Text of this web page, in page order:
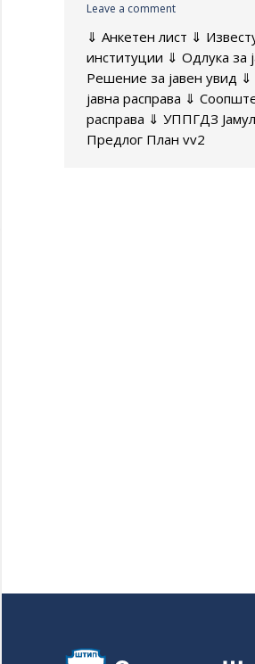
Leave a comment
⇓ Анкетен лист ⇓
институции ⇓ Одлука за
Решение за јавен увид
јавна расправа ⇓
расправа ⇓ УППГДЗ
Предлог План vv2